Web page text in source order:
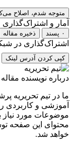
متوجه شدم، اصلاح
آمار و اشتراک‌گذاری
۰ پسند ذخیره مقاله
اشتراک‌گذاری در
کپی کردن آدرس لینک
درباره نویسنده مقاله
ما در تیم تحریریه
آموزشی و کاربردی
موضوعات مورد نیاز
محتوای این صفحه
خواهد شد.